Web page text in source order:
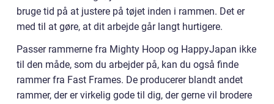
bruge tid på at justere på tøjet inden i rammen. Det er
med til at gøre, at dit arbejde går langt hurtigere.
Passer rammerne fra Mighty Hoop og HappyJapan ikke
til den måde, som du arbejder på, kan du også finde
rammer fra Fast Frames. De producerer blandt andet
rammer, der er virkelig gode til dig, der gerne vil brodere